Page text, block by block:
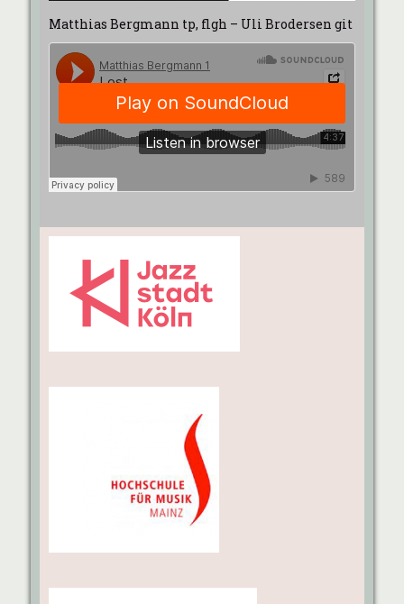
Matthias Bergmann tp, flgh – Uli Brodersen git